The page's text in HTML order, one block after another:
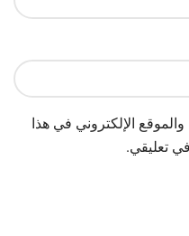
الإلكتروني في هذا
تعليقي.